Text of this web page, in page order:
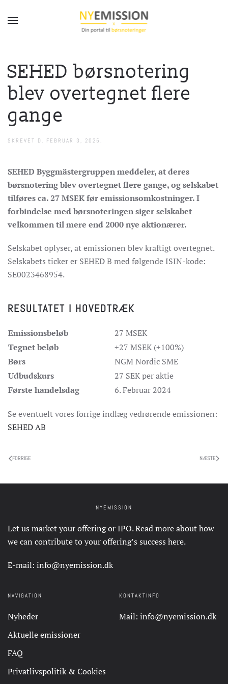
Gå til hovedindhold
SEHED børsnotering
blev overtegnet flere
gange
SKREVET D. FEBRUAR 3, 2025 .
SEHED Byggmästergruppen meddeler, at deres
børsnotering blev overtegnet flere gange, og selskabet
tilføres ca. 27 MSEK før emissionsomkostninger. I
forbindelse med børsnoteringen siger selskabet
velkommen til mere end 2000 nye aktionærer.
Selskabet oplyser, at emissionen blev kraftigt overtegnet.
Selskabets ticker er SEHED B med følgende ISIN-kode:
SE0023468954.
RESULTATET I HOVEDTRÆK
Emissionsbeløb
27 MSEK
Tegnet beløb
+27 MSEK (+100%)
Børs
NGM Nordic SME
Udbudskurs
27 SEK per aktie
Første handelsdag
6. Februar 2024
Se eventuelt vores forrige indlæg vedrørende emissionen:
SEHED AB
FORRIGE NÆSTE
NYEMISSION
Let us market your offering or IPO. Read more about how
we can contribute to your offering’s success here.
E-mail: info@nyemission.dk
NAVIGATION
Nyheder
Aktuelle emissioner
FAQ
Privatlivspolitik & Cookies
KONTAKTINFO
Mail: info@nyemission.dk